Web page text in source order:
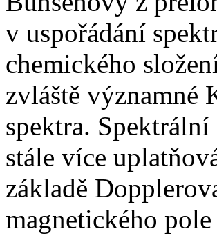
v uspořádání
chemického
zvláště
spektra.
stále více
základě
magnetického